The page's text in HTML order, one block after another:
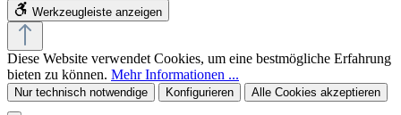
Werkzeugleiste anzeigen
Diese Website verwendet Cookies, um eine bestmögliche Erfahrung
bieten zu können. Mehr Informationen ...
Nur technisch notwendige Konfigurieren Alle Cookies akzeptieren